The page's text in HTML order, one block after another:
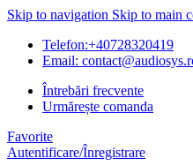
Skip to navigation Skip to main
Telefon:+40728320419
Email:
Întrebări frecvente
Urmărește comanda
Favorite
Autentificare/Înregistrare